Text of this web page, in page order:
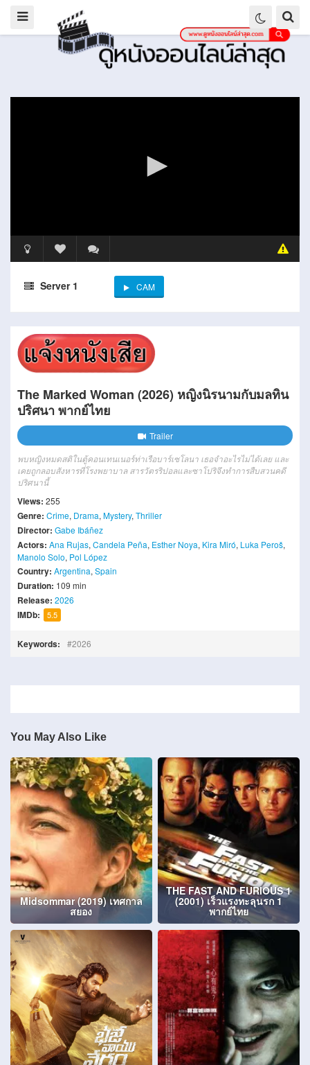
Server 1 CAM
The Marked Woman (2026) หญิงนิรนามกับมลทิน
ปริศนา พากย์ไทย
Trailer
พบหญิงหมดสติในตู้คอนเทนเนอร์ท่าเรือบาร์เซโลนา เธอจำอะไรไม่ได้เลย และ
เคยถูกลอบสังหารที่โรงพยาบาล สารวัตรริปอลและซาโปริจึงทำการสืบสวนคดี
ปริศนานี้
Views: 255
Genre: Crime, Drama, Mystery, Thriller
Director: Gabe Ibáñez
Actors: Ana Rujas, Candela Peña, Esther Noya, Kira Miró, Luka Peroš,
Manolo Solo, Pol López
Country: Argentina, Spain
Duration: 109 min
Release: 2026
IMDb: 5.5
Keywords: 2026
You May Also Like
Midsommar (2019) เทศกาล
สยอง
THE FAST AND FURIOUS 1
(2001) เร็วแรงทะลุนรก 1
พากย์ไทย